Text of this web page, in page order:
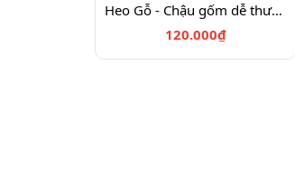
Heo Gỗ - Chậu gốm dễ thương trồng cây - Gốm AquaGarden
120.000₫